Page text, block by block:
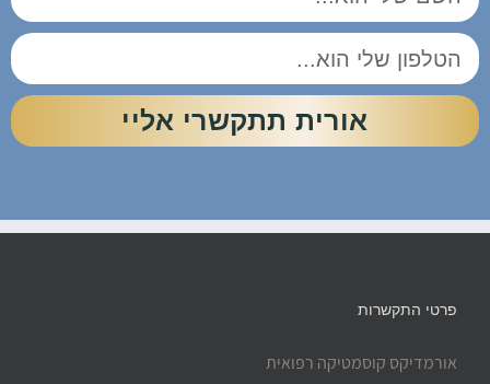
אורית תתקשרי אליי
פרטי התקשרות
אורמדיקס קוסמטיקה רפואית